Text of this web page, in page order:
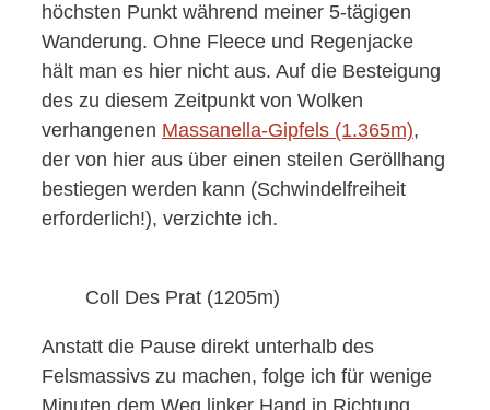
höchsten Punkt während meiner 5-tägigen
Wanderung. Ohne Fleece und Regenjacke
hält man es hier nicht aus. Auf die Besteigung
des zu diesem Zeitpunkt von Wolken
verhangenen Massanella-Gipfels (1.365m),
der von hier aus über einen steilen Geröllhang
bestiegen werden kann (Schwindelfreiheit
erforderlich!), verzichte ich.
Coll Des Prat (1205m)
Anstatt die Pause direkt unterhalb des
Felsmassivs zu machen, folge ich für wenige